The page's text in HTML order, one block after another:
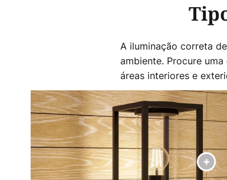
A iluminação correta
ambiente. Procure
áreas interiores e